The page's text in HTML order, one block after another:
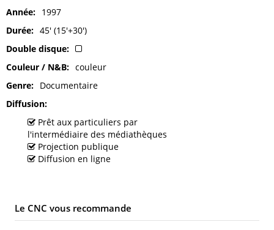
Année
1997
Durée
45' (15'+30')
Double disque
Couleur / N&B
couleur
Genre
Documentaire
Diffusion
Prêt aux particuliers par
l'intermédiaire des médiathèques
Projection publique
Diffusion en ligne
Le CNC vous recommande